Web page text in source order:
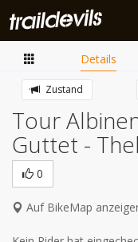
Details
Zustand
Tour
Guttet -
0
Auf BikeMap